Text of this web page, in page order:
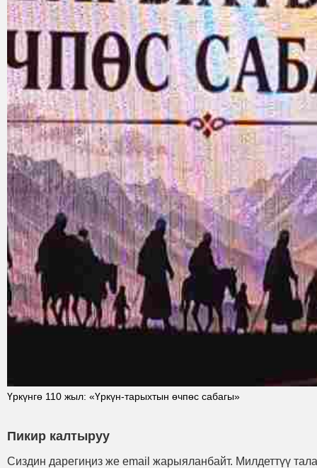
Үркүнгө 110 жыл: «Үркүн-тарыхтын өчпөс сабагы»
Пикир калтыруу
Сиздин дарегиңиз же email жарыяланбайт. Милдеттүү